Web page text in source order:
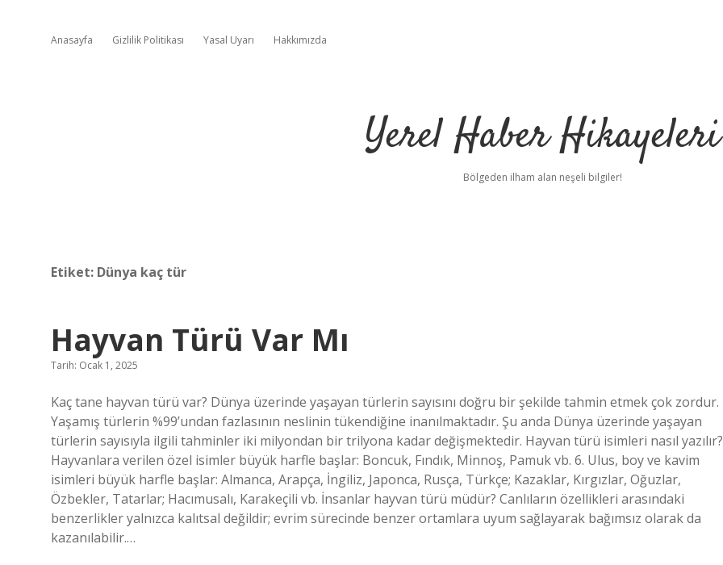
Anasayfa Gizlilik Politikası Yasal Uyarı Hakkımızda
Yerel Haber Hikayeleri
Bölgeden ilham alan neşeli bilgiler!
Etiket: Dünya kaç tür
Hayvan Türü Var Mı
Tarih: Ocak 1, 2025
Kaç tane hayvan türü var? Dünya üzerinde yaşayan türlerin sayısını doğru bir şekilde tahmin etmek çok zordur.
Yaşamış türlerin %99’undan fazlasının neslinin tükendiğine inanılmaktadır. Şu anda Dünya üzerinde yaşayan
türlerin sayısıyla ilgili tahminler iki milyondan bir trilyona kadar değişmektedir. Hayvan türü isimleri nasıl yazılır?
Hayvanlara verilen özel isimler büyük harfle başlar: Boncuk, Fındık, Minnoş, Pamuk vb. 6. Ulus, boy ve kavim
isimleri büyük harfle başlar: Almanca, Arapça, İngiliz, Japonca, Rusça, Türkçe; Kazaklar, Kırgızlar, Oğuzlar,
Özbekler, Tatarlar; Hacımusalı, Karakeçili vb. İnsanlar hayvan türü müdür? Canlıların özellikleri arasındaki
benzerlikler yalnızca kalıtsal değildir; evrim sürecinde benzer ortamlara uyum sağlayarak bağımsız olarak da
kazanılabilir.…